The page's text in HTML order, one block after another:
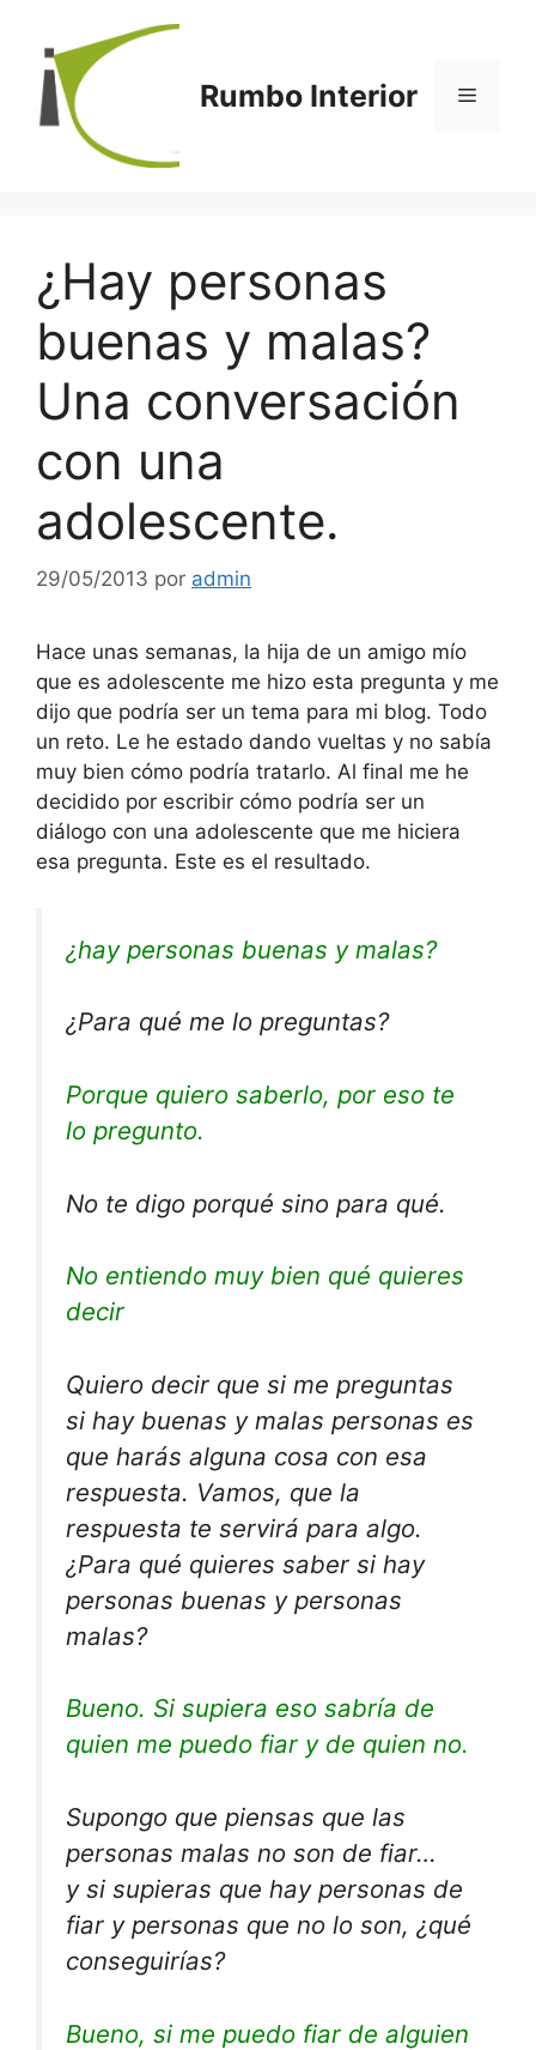
contenido
Rumbo Interior Menú
¿Hay personas
buenas y malas?
Una conversación
con una
adolescente.
29/05/2013 por admin
Hace unas semanas, la hija de un amigo mío
que es adolescente me hizo esta pregunta y me
dijo que podría ser un tema para mi blog. Todo
un reto. Le he estado dando vueltas y no sabía
muy bien cómo podría tratarlo. Al final me he
decidido por escribir cómo podría ser un
diálogo con una adolescente que me hiciera
esa pregunta. Este es el resultado.
¿hay personas buenas y malas?
¿Para qué me lo preguntas?
Porque quiero saberlo, por eso te
lo pregunto.
No te digo porqué sino para qué.
No entiendo muy bien qué quieres
decir
Quiero decir que si me preguntas
si hay buenas y malas personas es
que harás alguna cosa con esa
respuesta. Vamos, que la
respuesta te servirá para algo.
¿Para qué quieres saber si hay
personas buenas y personas
malas?
Bueno. Si supiera eso sabría de
quien me puedo fiar y de quien no.
Supongo que piensas que las
personas malas no son de fiar…
y si supieras que hay personas de
fiar y personas que no lo son, ¿qué
conseguirías?
Bueno, si me puedo fiar de alguien